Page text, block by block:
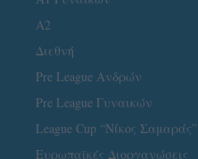
A2
Διεθνή
Pre League Ανδρών
Pre League Γυναικών
League Cup “Νίκος Σαμαράς”
Ευρωπαϊκές Διοργανώσεις